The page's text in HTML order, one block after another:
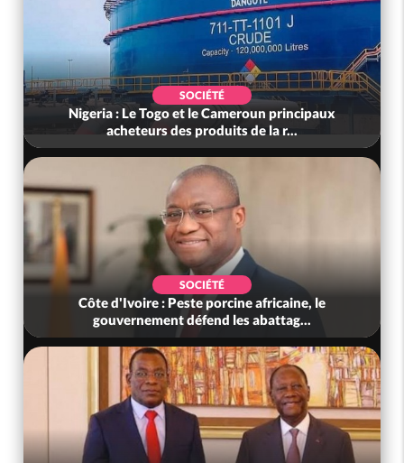
SOCIÉTÉ
Nigeria : Le Togo et le Cameroun principaux
acheteurs des produits de la r...
SOCIÉTÉ
Côte d'Ivoire : Peste porcine africaine, le
gouvernement défend les abattag...